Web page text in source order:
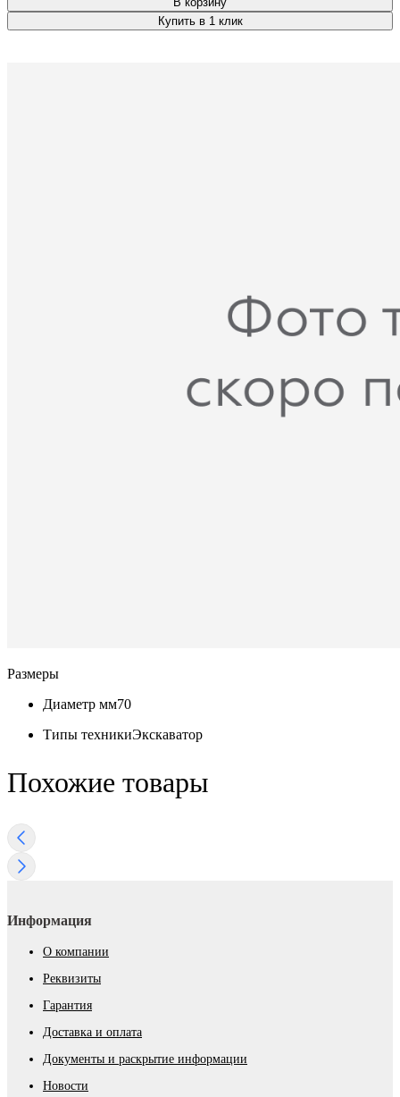
Купить в 1 клик
Размеры
Диаметр мм70
Типы техникиЭкскаватор
Похожие товары
Информация
О компании
Реквизиты
Гарантия
Доставка и оплата
Документы и раскрытие информации
Новости